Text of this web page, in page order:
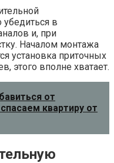
в
и, при
Началом монтажа
установка приточных
этого вполне хватает.
от
квартиру от